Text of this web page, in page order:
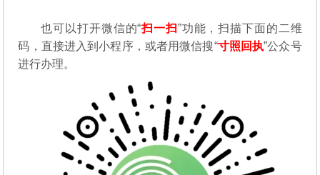
也可以打开微信的“扫一扫”功能，扫描下面的二维
码，直接进入到小程序，或者用微信搜“寸照回执”公众号
进行办理。